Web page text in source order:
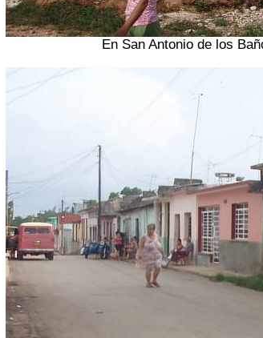
En San Antonio de los